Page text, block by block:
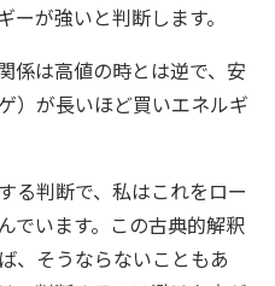
が強いと判断します。
係は高値の時とは逆で、安
）が長いほど買いエネルギ
る判断で、私はこれをロー
でいます。この古典的解釈
、そうならないこともあ